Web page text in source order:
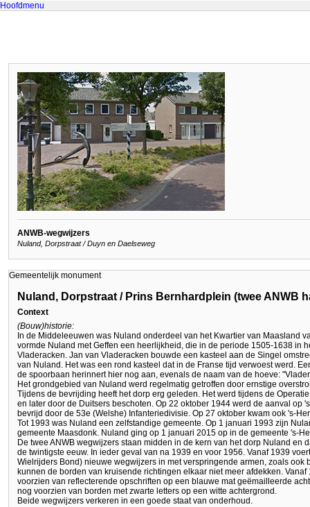
Hoofdmenu
ANWB-wegwijzers
Nuland, Dorpstraat / Duyn en Daelseweg
Gemeentelijk monument
Nuland, Dorpstraat / Prins Bernhardplein (twee ANWB
Context
(Bouw)historie:
In de Middeleeuwen was Nuland onderdeel van het Kwartier van Maasland
vormde Nuland met Geffen een heerlijkheid, die in de periode 1505-1638 in
Vladeracken. Jan van Vladeracken bouwde een kasteel aan de Singel
van Nuland. Het was een rond kasteel dat in de Franse tijd verwoest werd.
de spoorbaan herinnert hier nog aan, evenals de naam van de hoeve:
Het grondgebied van Nuland werd regelmatig getroffen door ernstige
Tijdens de bevrijding heeft het dorp erg geleden. Het werd tijdens de
en later door de Duitsers beschoten. Op 22 oktober 1944 werd de aanval op
bevrijd door de 53e (Welshe) Infanteriedivisie. Op 27 oktober kwam ook 's-
Tot 1993 was Nuland een zelfstandige gemeente. Op 1 januari 1993 zijn
gemeente Maasdonk. Nuland ging op 1 januari 2015 op in de gemeente 's-
De twee ANWB wegwijzers staan midden in de kern van het dorp Nuland en
de twintigste eeuw. In ieder geval van na 1939 en voor 1956. Vanaf 1939
Wielrijders Bond) nieuwe wegwijzers in met verspringende armen, zoals
kunnen de borden van kruisende richtingen elkaar niet meer afdekken.
voorzien van reflecterende opschriften op een blauwe mat geëmailleerde
nog voorzien van borden met zwarte letters op een witte achtergrond.
Beide wegwijzers verkeren in een goede staat van onderhoud.